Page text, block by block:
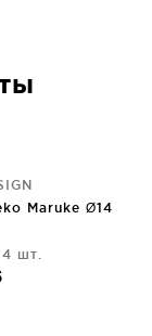
Maruke Ø14
шт.